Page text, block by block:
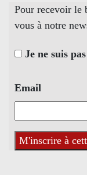
Pour recevoir le
vous à notre
Je ne suis
Email